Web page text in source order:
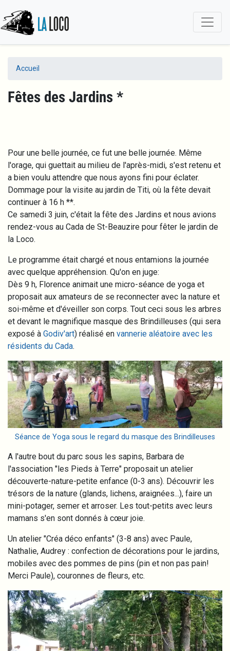
principal
Accueil
Fêtes des Jardins *
Pour une belle journée, ce fut une belle journée. Même
l'orage, qui guettait au milieu de l'après-midi, s'est retenu et
a bien voulu attendre que nous ayons fini pour éclater.
Dommage pour la visite au jardin de Titi, où la fête devait
continuer à 16 h **.
Ce samedi 3 juin, c'était la fête des Jardins et nous avions
rendez-vous au Cada de St-Beauzire pour fêter le jardin de
la Loco.
Le programme était chargé et nous entamions la journée
avec quelque appréhension. Qu'on en juge:
Dès 9 h, Florence animait une micro-séance de yoga et
proposait aux amateurs de se reconnecter avec la nature et
soi-même et d'éveiller son corps. Tout ceci sous les arbres
et devant le magnifique masque des Brindilleuses (qui sera
exposé à Godiv'art) réalisé en vannerie aléatoire avec les
résidents du Cada.
Image
Séance de Yoga sous le regard du masque des Brindilleuses
A l'autre bout du parc sous les sapins, Barbara de
l'association "les Pieds à Terre" proposait un atelier
découverte-nature-petite enfance (0-3 ans). Découvrir les
trésors de la nature (glands, lichens, araignées...), faire un
mini-potager, semer et arroser. Les tout-petits avec leurs
mamans s'en sont donnés à cœur joie.
Un atelier "Créa déco enfants" (3-8 ans) avec Paule,
Nathalie, Audrey : confection de décorations pour le jardins,
mobiles avec des pommes de pins (pin et non pas pain!
Merci Paule), couronnes de fleurs, etc.
Image